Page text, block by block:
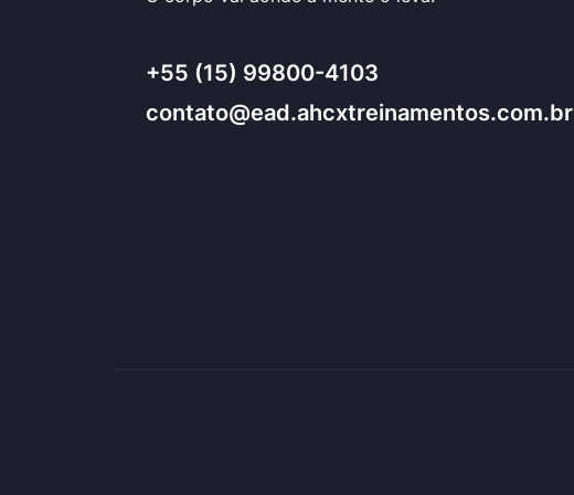
+55 (15) 99800-4103
contato@ead.ahcxtreinamentos.com.br